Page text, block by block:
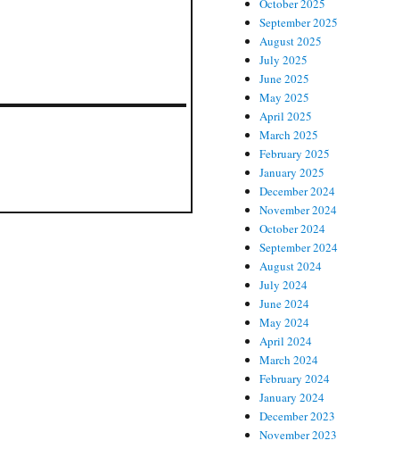
October 2025
September 2025
August 2025
July 2025
June 2025
May 2025
April 2025
March 2025
February 2025
January 2025
December 2024
November 2024
October 2024
September 2024
August 2024
July 2024
June 2024
May 2024
April 2024
March 2024
February 2024
January 2024
December 2023
November 2023